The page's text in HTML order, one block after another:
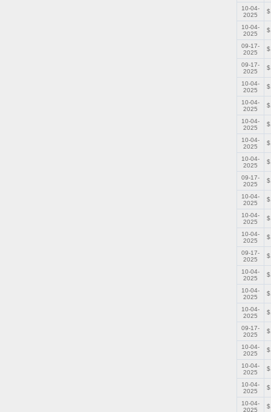
10-04-
2025
10-04-
2025
09-17-
2025
09-17-
2025
10-04-
2025
10-04-
2025
10-04-
2025
10-04-
2025
10-04-
2025
09-17-
2025
10-04-
2025
10-04-
2025
10-04-
2025
09-17-
2025
10-04-
2025
10-04-
2025
10-04-
2025
09-17-
2025
10-04-
2025
10-04-
2025
10-04-
2025
10-04-
2025